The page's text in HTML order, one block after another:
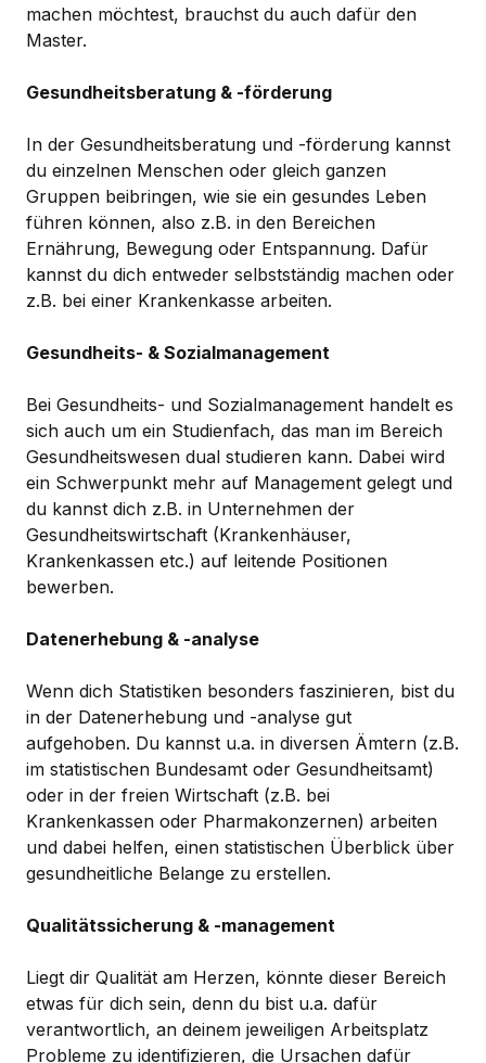
machen möchtest, brauchst du auch dafür den
Master.
Gesundheitsberatung & -förderung
In der Gesundheitsberatung und -förderung kannst
du einzelnen Menschen oder gleich ganzen
Gruppen beibringen, wie sie ein gesundes Leben
führen können, also z.B. in den Bereichen
Ernährung, Bewegung oder Entspannung. Dafür
kannst du dich entweder selbstständig machen oder
z.B. bei einer Krankenkasse arbeiten.
Gesundheits- & Sozialmanagement
Bei Gesundheits- und Sozialmanagement handelt es
sich auch um ein Studienfach, das man im Bereich
Gesundheitswesen dual studieren kann. Dabei wird
ein Schwerpunkt mehr auf Management gelegt und
du kannst dich z.B. in Unternehmen der
Gesundheitswirtschaft (Krankenhäuser,
Krankenkassen etc.) auf leitende Positionen
bewerben.
Datenerhebung & -analyse
Wenn dich Statistiken besonders faszinieren, bist du
in der Datenerhebung und -analyse gut
aufgehoben. Du kannst u.a. in diversen Ämtern (z.B.
im statistischen Bundesamt oder Gesundheitsamt)
oder in der freien Wirtschaft (z.B. bei
Krankenkassen oder Pharmakonzernen) arbeiten
und dabei helfen, einen statistischen Überblick über
gesundheitliche Belange zu erstellen.
Qualitätssicherung & -management
Liegt dir Qualität am Herzen, könnte dieser Bereich
etwas für dich sein, denn du bist u.a. dafür
verantwortlich, an deinem jeweiligen Arbeitsplatz
Probleme zu identifizieren, die Ursachen dafür